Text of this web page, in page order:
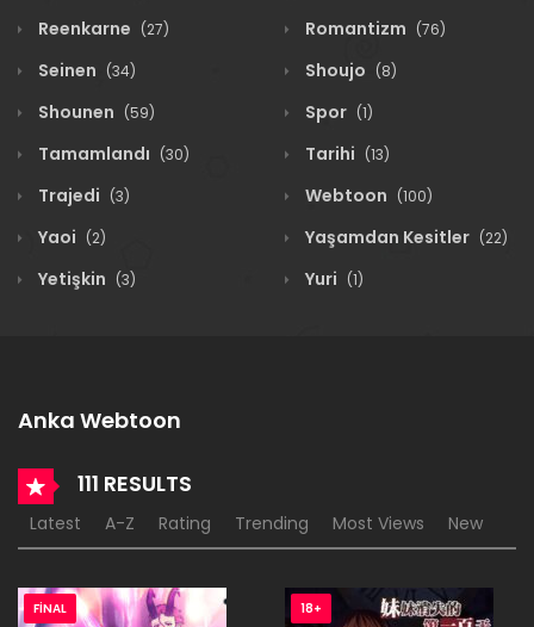
Reenkarne (27) Romantizm (76)
Seinen (34) Shoujo (8)
Shounen (59) Spor (1)
Tamamlandı (30) Tarihi (13)
Trajedi (3) Webtoon (100)
Yaoi (2) Yaşamdan Kesitler (22)
Yetişkin (3) Yuri (1)
Anka Webtoon
111 RESULTS
Latest A-Z Rating Trending Most Views New
FINAL 18+